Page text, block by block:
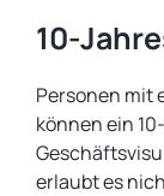
10-
Personen mit
können ein
erlaubt es